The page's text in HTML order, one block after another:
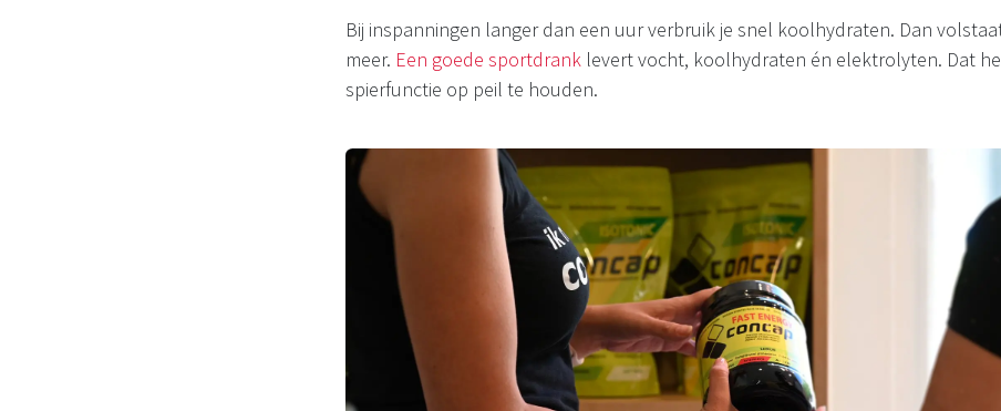
Bij inspanningen langer dan een uur verbruik je snel koolhydraten. Dan
meer. Een goede sportdrank levert vocht, koolhydraten én elektrolyten. Dat
spierfunctie op peil te houden.